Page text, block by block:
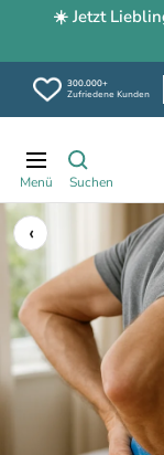
☀️ Jetzt
300.000+
Zufriedene Kunden
zum
Inhalt
Navigation
‹